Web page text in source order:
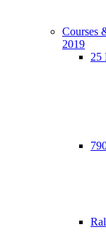
Courses
2019
25